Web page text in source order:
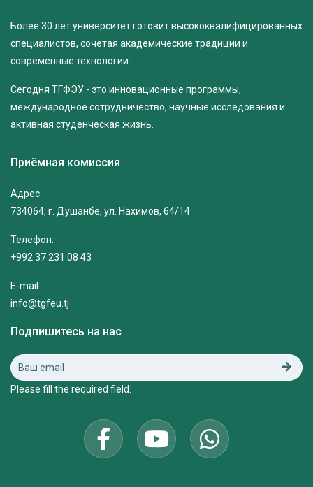
Более 30 лет университет готовит высококвалифицированных
специалистов, сочетая академические традиции и
современные технологии.
Сегодня ТГФЭУ - это инновационные программы,
международное сотрудничество, научные исследования и
активная студенческая жизнь.
Приёмная комиссия
Адрес:
734064, г. Душанбе, ул. Нахимов, 64/14
Телефон:
+992 37 231 08 43
E-mail:
info@tgfeu.tj
Подпишитесь на нас
Please fill the required field.